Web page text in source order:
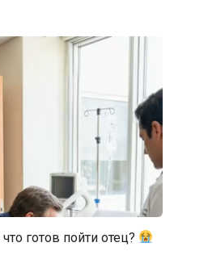
готов пойти отец?